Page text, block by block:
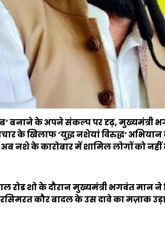
‘बनाने के अपने संकल्प पर दृढ़,मुख्यमंत्री
के खिलाफ‘युद्ध नशेयां विरुद्ध‘अभियान
नशे के कारोबार में शामिल लोगों को नहीं
रोड शो के दौरान मुख्यमंत्री भगवंत मान
कौर बादल के उस दावे का मज़ाक